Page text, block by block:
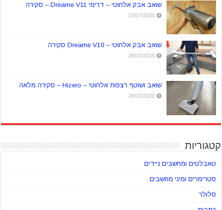
שואב אבק אלחוטי – דרימי Dreame V11 – סקירה
23/07/2020
שואב אבק אלחוטי – Dreame V10 סקירה
28/03/2020
שואב ושוטף רצפות אלחוטי – Hizero – סקירה מלאה
28/03/2020
קטגוריות
טאבלטים ומחשבים ניידים
סטרימרים ומיני מחשבים
סלולר